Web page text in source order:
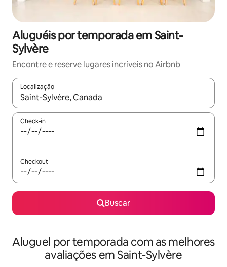
Aluguéis por temporada em Saint-
Sylvère
Encontre e reserve lugares incríveis no Airbnb
Localização
Quando os resultados estiverem disponíveis, explore-os
Check-in
Checkout
Buscar
Aluguel por temporada com as melhores
avaliações em Saint-Sylvère